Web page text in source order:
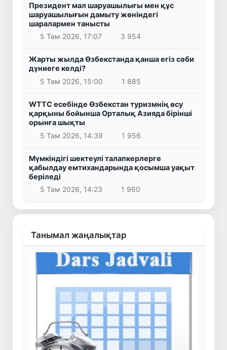
Президент мал шаруашылығы мен құс
шаруашылығын дамыту жөніндегі
шаралармен танысты
5 Там 2026, 17:07
3 954
Жарты жылда Өзбекстанда қанша егіз сәби
дүниеге келді?
5 Там 2026, 15:00
1 885
WTTC есебінде Өзбекстан туризмнің өсу
қарқыны бойынша Орталық Азияда бірінші
орынға шықты
5 Там 2026, 14:39
1 956
Мүмкіндігі шектеулі талапкерлерге
қабылдау емтихандарында қосымша уақыт
беріледі
5 Там 2026, 14:23
1 960
Танымал жаңалықтар